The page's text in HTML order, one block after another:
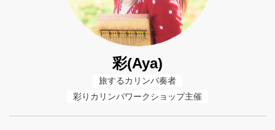
彩(Aya)
旅するカリンバ奏者
彩りカリンバワークショップ主催